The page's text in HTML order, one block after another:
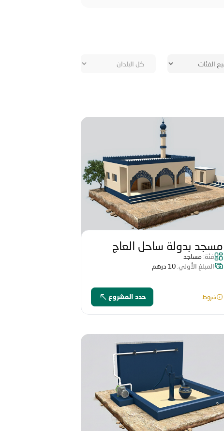
مسجد بدولة ساحل العاج
بقيمة 65930 درهم
فئة: مساجد
المبلغ الأولي: 10 درهم
شروط حدد المشروع